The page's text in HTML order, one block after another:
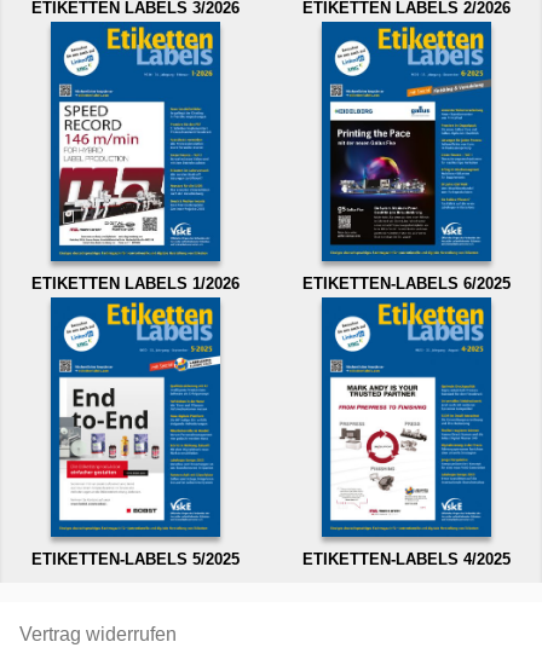
ETIKETTEN LABELS 3/2026 ETIKETTEN LABELS 2/2026
ETIKETTEN LABELS 1/2026 ETIKETTEN-LABELS 6/2025
ETIKETTEN-LABELS 5/2025 ETIKETTEN-LABELS 4/2025
Vertrag widerrufen